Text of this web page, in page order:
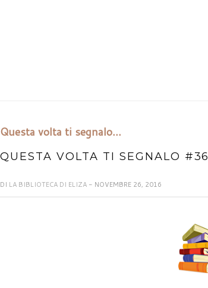
Questa volta ti segnalo...
QUESTA VOLTA TI SEGNALO #36
DI LA BIBLIOTECA DI ELIZA - NOVEMBRE 26, 2016